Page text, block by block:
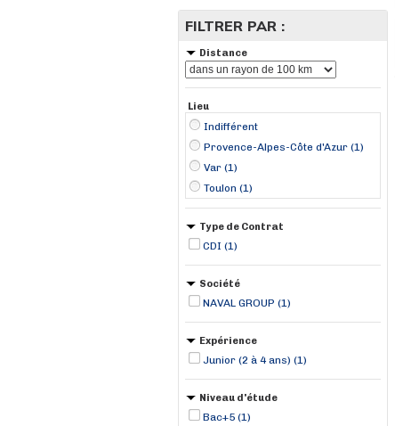
FILTRER PAR :
Distance
Lieu
Indifférent
Provence-Alpes-Côte d'Azur (1)
Var (1)
Toulon (1)
Type de Contrat
CDI (1)
Société
NAVAL GROUP (1)
Expérience
Junior (2 à 4 ans) (1)
Niveau d'étude
Bac+5 (1)